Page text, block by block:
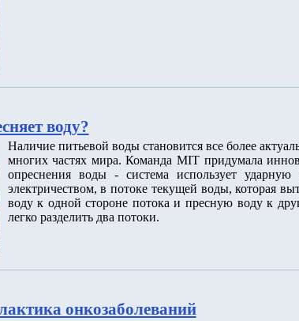
воду?
Наличие питьевой воды становится все более
многих частях мира. Команда MIT придумала
опреснения воды - система использует ударную
электричеством, в потоке текущей воды, которая
воду к одной стороне потока и пресную воду к
легко разделить два потоки.
онкозаболеваний